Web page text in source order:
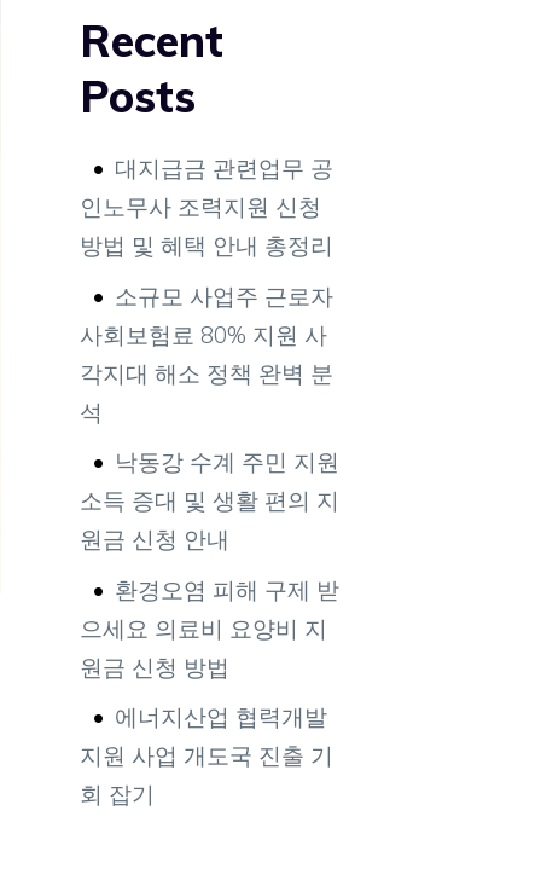
Recent
Posts
대지급금 관련업무 공
인노무사 조력지원 신청
방법 및 혜택 안내 총정리
소규모 사업주 근로자
사회보험료 80% 지원 사
각지대 해소 정책 완벽 분
석
낙동강 수계 주민 지원
소득 증대 및 생활 편의 지
원금 신청 안내
환경오염 피해 구제 받
으세요 의료비 요양비 지
원금 신청 방법
에너지산업 협력개발
지원 사업 개도국 진출 기
회 잡기